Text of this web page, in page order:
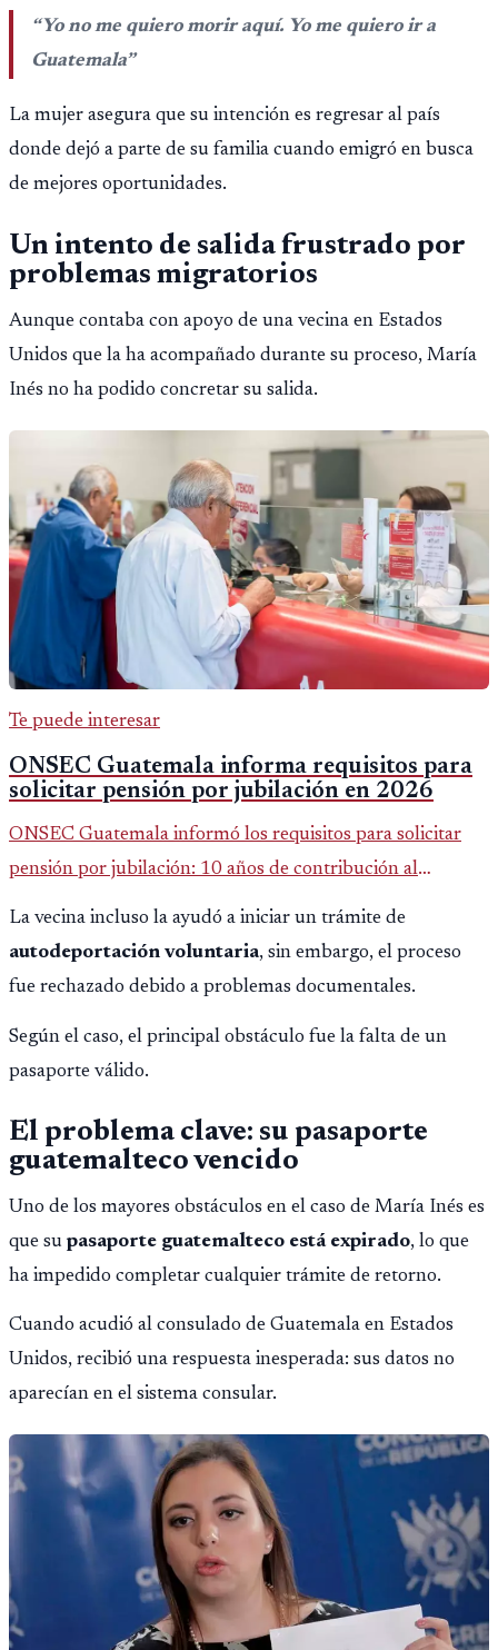
Público.
“Yo no me quiero morir aquí. Yo me quiero ir a
Guatemala”
La mujer asegura que su intención es regresar al país
donde dejó a parte de su familia cuando emigró en busca
de mejores oportunidades.
Un intento de salida frustrado por
problemas migratorios
Aunque contaba con apoyo de una vecina en Estados
Unidos que la ha acompañado durante su proceso, María
Inés no ha podido concretar su salida.
Te puede interesar
ONSEC Guatemala informa requisitos para
solicitar pensión por jubilación en 2026
ONSEC Guatemala informó los requisitos para solicitar
pensión por jubilación: 10 años de contribución al
Montepío y 50 años de edad, o 20 años de servicio sin
importar edad.
La vecina incluso la ayudó a iniciar un trámite de
autodeportación voluntaria, sin embargo, el proceso
fue rechazado debido a problemas documentales.
Según el caso, el principal obstáculo fue la falta de un
pasaporte válido.
El problema clave: su pasaporte
guatemalteco vencido
Uno de los mayores obstáculos en el caso de María Inés es
que su pasaporte guatemalteco está expirado, lo que
ha impedido completar cualquier trámite de retorno.
Cuando acudió al consulado de Guatemala en Estados
Unidos, recibió una respuesta inesperada: sus datos no
aparecían en el sistema consular.